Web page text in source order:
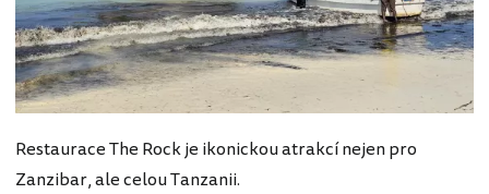
Restaurace The Rock je ikonickou atrakcí nejen pro
Zanzibar, ale celou Tanzanii.